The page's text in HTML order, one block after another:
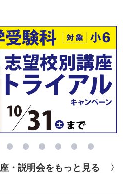
・説明会をもっと見る